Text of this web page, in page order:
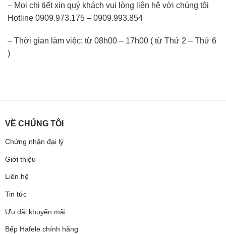
– Mọi chi tiết xin quý khách vui lòng liên hệ với chúng tôi
Hotline 0909.973.175 – 0909.993.854
– Thời gian làm việc: từ 08h00 – 17h00 ( từ Thứ 2 – Thứ 6
)
VỀ CHÚNG TÔI
Chứng nhận đại lý
Giới thiệu
Liên hệ
Tin tức
Ưu đãi khuyến mãi
Bếp Hafele chính hãng